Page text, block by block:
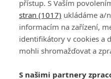
DISKUZE
Šéfredaktorkou webu jePetr
přístup. S Vaším
stran (1017) ukládáme a/
informacím na zařízení,
identifikátory v cookies a
mohli shromažďovat a
S našimi partnery